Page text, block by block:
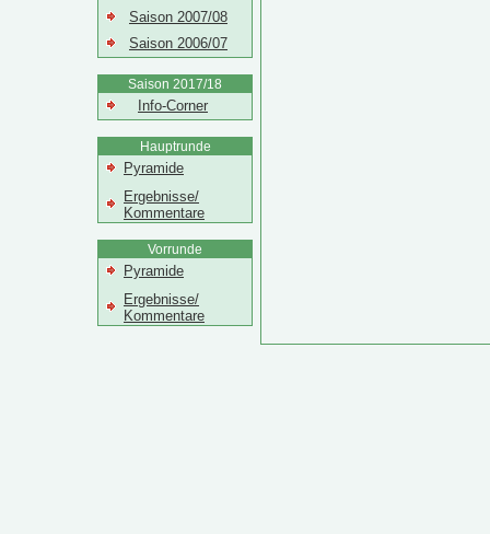
Saison 2007/08
Saison 2006/07
Saison 2017/18
Info-Corner
Hauptrunde
Pyramide
Ergebnisse/
Kommentare
Vorrunde
Pyramide
Ergebnisse/
Kommentare